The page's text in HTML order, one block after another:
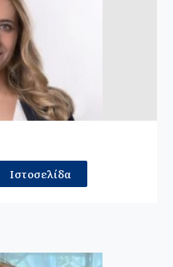
Ιστοσελίδα